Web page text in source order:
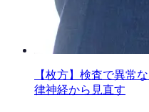
【枚方】検査で異常
律神経から見直す